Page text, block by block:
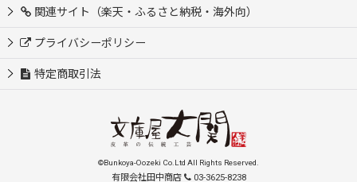
関連サイト（楽天・ふるさと納税・海外向）
プライバシーポリシー
特定商取引法
©Bunkoya-Oozeki Co.Ltd All Rights Reserved.
有限会社田中商店 03-3625-8238